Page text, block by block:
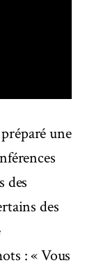
une
des
des
: « Vous